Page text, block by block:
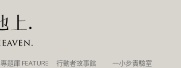
專題庫 FEATURE
行動者故事館
一小步實驗室